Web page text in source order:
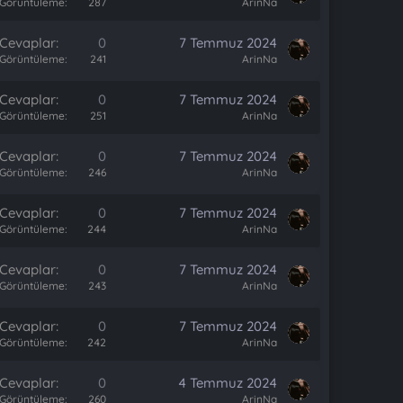
Cevaplar 0
Görüntüleme 241
7 Temmuz 2024
ArinNa
Cevaplar 0
Görüntüleme 251
7 Temmuz 2024
ArinNa
Cevaplar 0
Görüntüleme 246
7 Temmuz 2024
ArinNa
Cevaplar 0
Görüntüleme 244
7 Temmuz 2024
ArinNa
Cevaplar 0
Görüntüleme 243
7 Temmuz 2024
ArinNa
Cevaplar 0
Görüntüleme 242
7 Temmuz 2024
ArinNa
Cevaplar 0
Görüntüleme 260
4 Temmuz 2024
ArinNa